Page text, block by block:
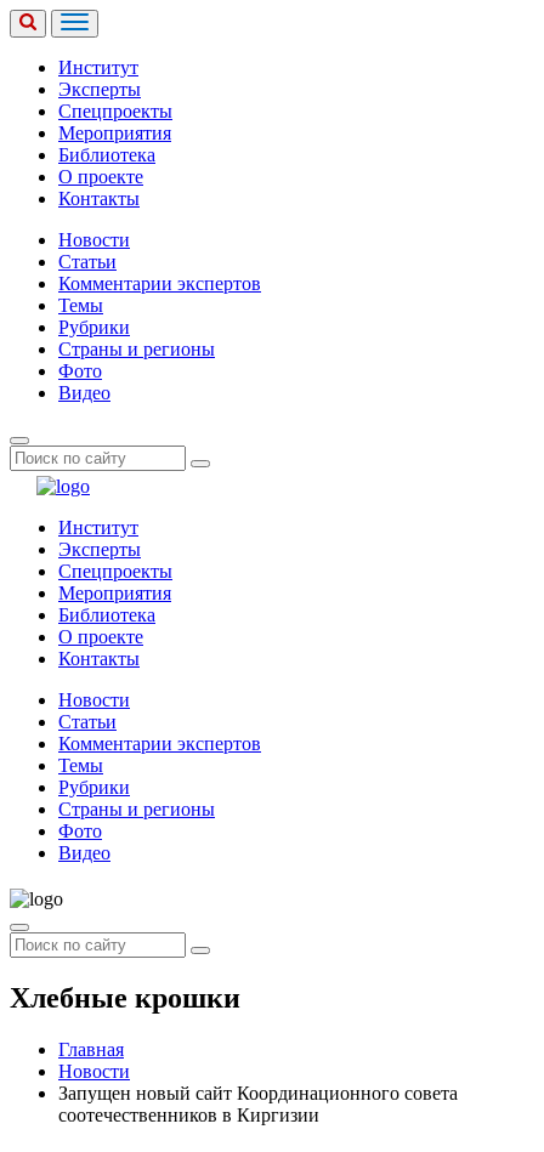
Институт
Эксперты
Спецпроекты
Мероприятия
Библиотека
О проекте
Контакты
Новости
Статьи
Комментарии экспертов
Темы
Рубрики
Страны и регионы
Фото
Видео
Институт
Эксперты
Спецпроекты
Мероприятия
Библиотека
О проекте
Контакты
Новости
Статьи
Комментарии экспертов
Темы
Рубрики
Страны и регионы
Фото
Видео
Хлебные крошки
Главная
Новости
Запущен новый сайт Координационного совета
соотечественников в Киргизии